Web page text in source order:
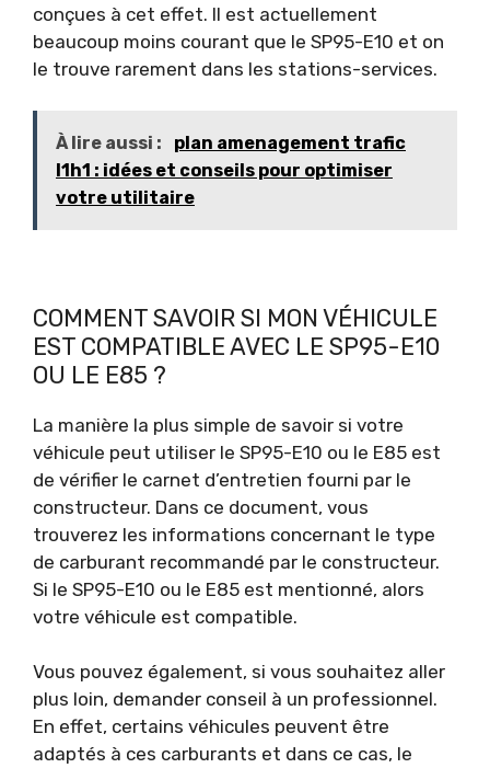
conçues à cet effet. Il est actuellement
beaucoup moins courant que le SP95-E10 et on
le trouve rarement dans les stations-services.
À lire aussi :
plan amenagement trafic
l1h1 : idées et conseils pour optimiser
votre utilitaire
COMMENT SAVOIR SI MON VÉHICULE
EST COMPATIBLE AVEC LE SP95-E10
OU LE E85 ?
La manière la plus simple de savoir si votre
véhicule peut utiliser le SP95-E10 ou le E85 est
de vérifier le carnet d’entretien fourni par le
constructeur. Dans ce document, vous
trouverez les informations concernant le type
de carburant recommandé par le constructeur.
Si le SP95-E10 ou le E85 est mentionné, alors
votre véhicule est compatible.
Vous pouvez également, si vous souhaitez aller
plus loin, demander conseil à un professionnel.
En effet, certains véhicules peuvent être
adaptés à ces carburants et dans ce cas, le